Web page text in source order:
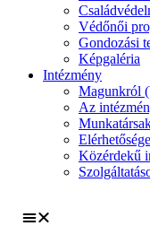
Védőnői
Gondozási
Képgaléria
Intézmény
Magunkról
Az
Közérdekű